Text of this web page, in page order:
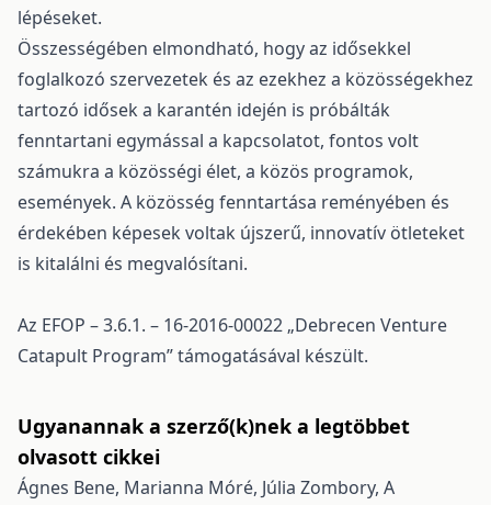
lépéseket.
Összességében elmondható, hogy az idősekkel
foglalkozó szervezetek és az ezekhez a közösségekhez
tartozó idősek a karantén idején is próbálták
fenntartani egymással a kapcsolatot, fontos volt
számukra a közösségi élet, a közös programok,
események. A közösség fenntartása reményében és
érdekében képesek voltak újszerű, innovatív ötleteket
is kitalálni és megvalósítani.
Az EFOP – 3.6.1. – 16-2016-00022 „Debrecen Venture
Catapult Program” támogatásával készült.
Ugyanannak a szerző(k)nek a legtöbbet
olvasott cikkei
Ágnes Bene, Marianna Móré, Júlia Zombory, A